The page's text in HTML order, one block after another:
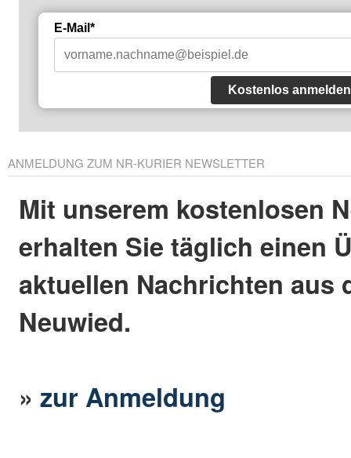
E-Mail*
Kostenlos anmelden
ANMELDUNG ZUM NR-KURIER NEWSLETTER
Mit unserem kostenlosen
erhalten Sie täglich einen
aktuellen Nachrichten aus
Neuwied.
»zur Anmeldung